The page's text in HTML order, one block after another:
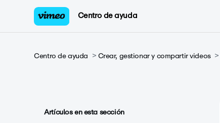
Centro de ayuda
Centro de ayuda Crear, gestionar y compartir videos
Artículos en esta sección